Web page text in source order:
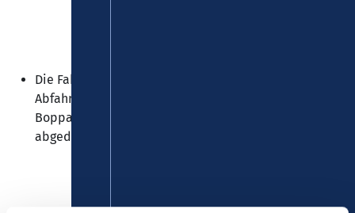
Die Fahrten der Hunsrückbahn von 15:02 Uhr mit
Abfahrt in Boppard bis 23:57 Uhr mit Ankunft in
Boppard werden mit Schienenersatzverkehr
abgedeckt.